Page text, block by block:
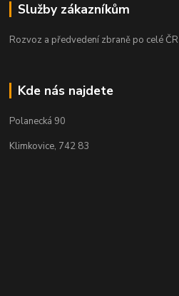
Služby zákazníkům
Rozvoz a předvedení zbraně po celé ČR
Kde nás najdete
Polanecká 90
Klimkovice, 742 83